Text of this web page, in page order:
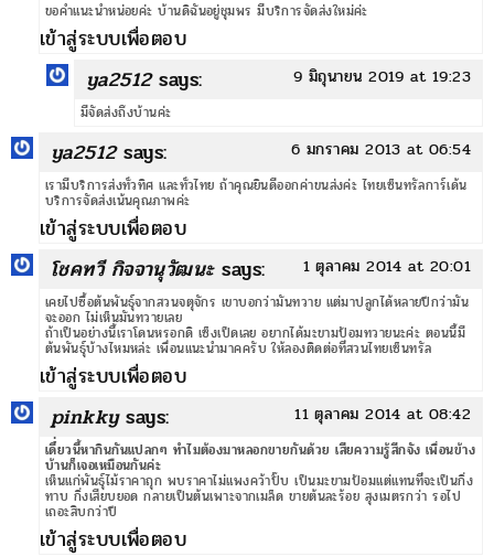
ขอคำแนะนำหน่อยค่ะ บ้านดิฉันอยู่ชุมพร มีบริการจัดส่งใหม่ค่ะ
เข้าสู่ระบบเพื่อตอบ
ya2512 says: 9 มิถุนายน 2019 at 19:23
มีจัดส่งถึงบ้านค่ะ
ya2512 says: 6 มกราคม 2013 at 06:54
เรามีบริการส่งทั่วทิศ และทั่วไทย ถ้าคุณยินดีออกค่าขนส่งค่ะ ไทยเซ็นทรัลการ์เด้น
บริการจัดส่งเน้นคุณภาพค่ะ
เข้าสู่ระบบเพื่อตอบ
โชคทวี กิจจานุวัฒนะ says: 1 ตุลาคม 2014 at 20:01
เคยไปซื้อต้นพันธุ์จากสวนจตุจักร เขาบอกว่ามันทวาย แต่มาปลูกได้หลายปีกว่ามัน
จะออก ไม่เห็นมันทวายเลย
ถ้าเป็นอย่างนี้เราโดนหรอกดิ เซ็งเป็ดเลย อยากได้มะขามป้อมทวายนะค่ะ ตอนนี้มี
ต้นพันธุ์บ้างไหมหล่ะ เพื่อนแนะนำมาคครับ ให้ลองติดต่อที่สวนไทยเซ็นทรัล
เข้าสู่ระบบเพื่อตอบ
pinkky says: 11 ตุลาคม 2014 at 08:42
เดี๋่ยวนี้หากินกันแปลกๆ ทำไมต้องมาหลอกขายกันด้วย เสียความรู้สึกจัง เพื่อนข้าง
บ้านก็เจอเหมือนกันค่ะ
เห็นแก่พันธุ์ไม้ราคาถุก พบราคาไม่แพงคว้าปั๊บ เป็นมะขามป้อมแต่แทนที่จะเป็นกิ่ง
ทาบ กิ่งเสียบยอด กลายเป็นต้นเพาะจากเมล็ด ขายต้นละร้อย สุงเมตรกว่า รอไป
เถอะสิบกว่าปี
เข้าสู่ระบบเพื่อตอบ